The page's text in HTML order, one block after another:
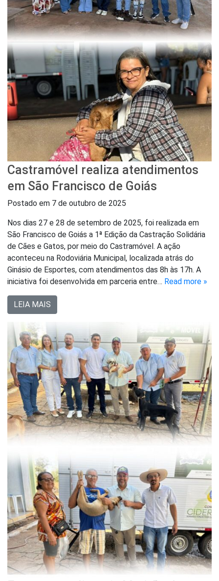
Castramóvel realiza atendimentos
em São Francisco de Goiás
Postado em 7 de outubro de 2025
Nos dias 27 e 28 de setembro de 2025, foi realizada em
São Francisco de Goiás a 1ª Edição da Castração Solidária
de Cães e Gatos, por meio do Castramóvel. A ação
aconteceu na Rodoviária Municipal, localizada atrás do
Ginásio de Esportes, com atendimentos das 8h às 17h. A
iniciativa foi desenvolvida em parceria entre… Read more »
LEIA MAIS